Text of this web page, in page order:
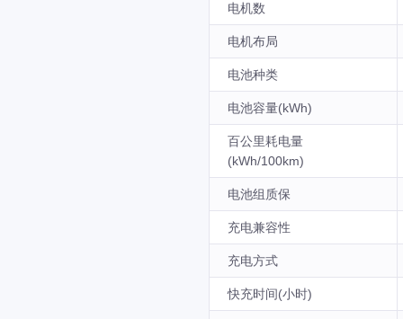
电机数
电机布局
电池种类
电池容量(kWh)
百公里耗电量
(kWh/100km)
电池组质保
充电兼容性
充电方式
快充时间(小时)